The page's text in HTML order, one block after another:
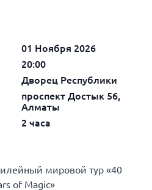
01 Ноября 2026
20:00
Дворец Республики
проспект Достык 56,
Алматы
2 часа
мировой тур «40
of Magic»